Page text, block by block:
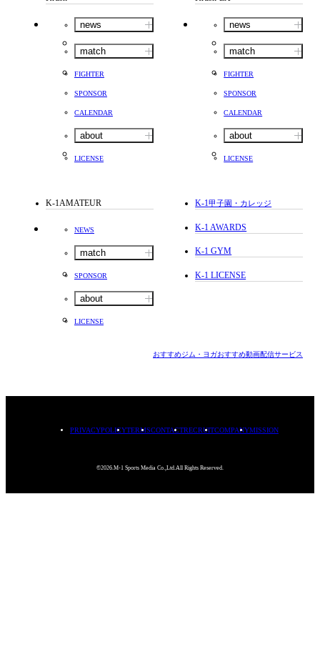
news
match
FIGHTER
SPONSOR
CALENDAR
about
LICENSE
news
match
FIGHTER
SPONSOR
CALENDAR
about
LICENSE
K-1AMATEUR
NEWS
match
SPONSOR
about
LICENSE
K-1甲子園・カレッジ
K-1 AWARDS
K-1 GYM
K-1 LICENSE
おすすめジム・ヨガおすすめ動画配信サービス
PRIVACYPOLICYTERMSCONTACTRECRUITCOMPANYMISSION
©2026.M-1 Sports Media Co.,Ltd.All Rights Reserved.